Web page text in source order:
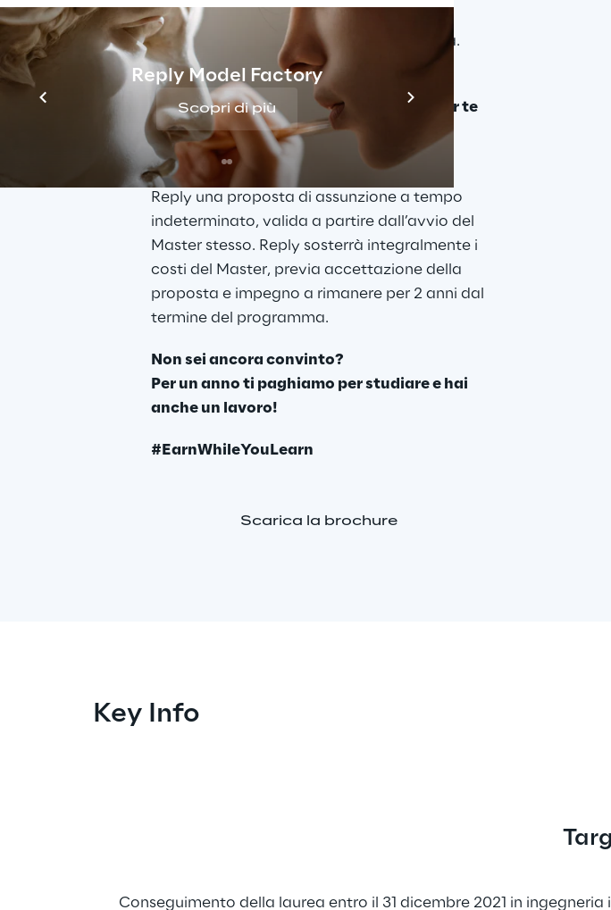
Reply Model Factory
Scopri di più
informatica, Ingegneria delle
Telecomunicazioni, Ingegneria Elettronica.
Sei bravo?
Investiamo sul tuo talento e il Master per te
è gratis!
I 40 candidati selezionati riceveranno da
Reply una proposta di assunzione a tempo
indeterminato, valida a partire dall’avvio del
Master stesso. Reply sosterrà integralmente i
costi del Master, previa accettazione della
proposta e impegno a rimanere per 2 anni dal
termine del programma.
Non sei ancora convinto?
Per un anno ti paghiamo per studiare e hai
anche un lavoro!
#EarnWhileYouLearn
Scarica la brochure
Key Info
Conseguimento della laurea entro il 31 dicembre 2021 in